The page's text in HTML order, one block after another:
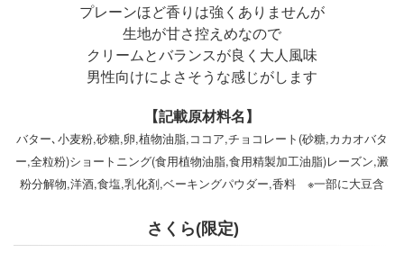
プレーンほど香りは強くありませんが
生地が甘さ控えめなので
クリームとバランスが良く大人風味
男性向けによさそうな感じがします
【記載原材料名】
バター､小麦粉,砂糖,卵,植物油脂,ココア,チョコレート(砂糖,カカオバタ
ー,全粒粉)ショートニング(食用植物油脂,食用精製加工油脂)レーズン,澱
粉分解物,洋酒,食塩,乳化剤,ベーキングパウダー,香料 ※一部に大豆含
さくら(限定)